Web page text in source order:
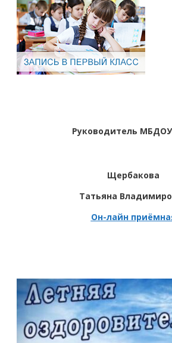
Руководитель
Щербакова
Татьяна
Он-лайн